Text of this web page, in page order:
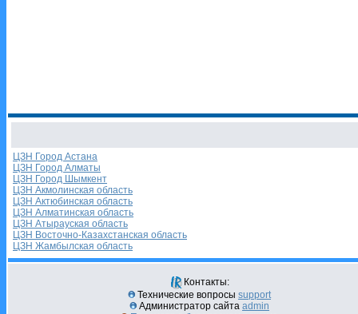
ЦЗН Город Астана
ЦЗН Город Алматы
ЦЗН Город Шымкент
ЦЗН Акмолинская область
ЦЗН Актюбинская область
ЦЗН Алматинская область
ЦЗН Атырауская область
ЦЗН Восточно-Казахстанская область
ЦЗН Жамбылская область
Контакты:
Технические вопросы support
Администратор сайта admin